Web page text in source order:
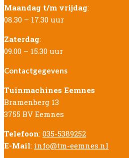
Maandag t/m vrijdag:
08.30 – 17.30 uur
Zaterdag:
09.00 – 15.30 uur
Contactgegevens
Tuinmachines Eemnes
Bramenberg 13
3755 BV Eemnes
Telefoon: 035-5389252
E-Mail: info@tm-eemnes.nl